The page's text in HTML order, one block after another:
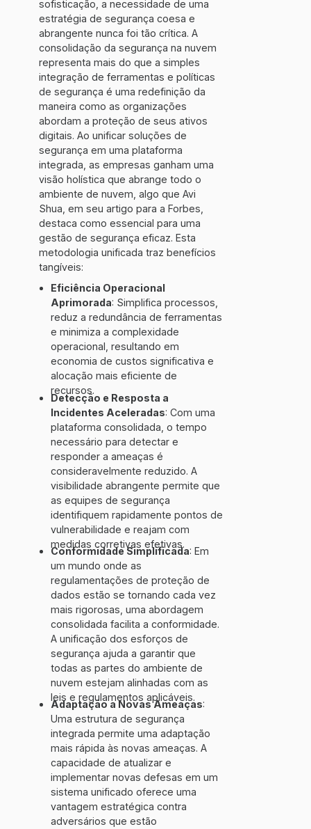
sofisticação, a necessidade de uma
estratégia de segurança coesa e
abrangente nunca foi tão crítica. A
consolidação da segurança na nuvem
representa mais do que a simples
integração de ferramentas e políticas
de segurança é uma redefinição da
maneira como as organizações
abordam a proteção de seus ativos
digitais. Ao unificar soluções de
segurança em uma plataforma
integrada, as empresas ganham uma
visão holística que abrange todo o
ambiente de nuvem, algo que Avi
Shua, em seu artigo para a Forbes,
destaca como essencial para uma
gestão de segurança eficaz. Esta
metodologia unificada traz benefícios
tangíveis:
Eficiência Operacional
Aprimorada: Simplifica processos,
reduz a redundância de ferramentas
e minimiza a complexidade
operacional, resultando em
economia de custos significativa e
alocação mais eficiente de
recursos.
Detecção e Resposta a
Incidentes Aceleradas: Com uma
plataforma consolidada, o tempo
necessário para detectar e
responder a ameaças é
consideravelmente reduzido. A
visibilidade abrangente permite que
as equipes de segurança
identifiquem rapidamente pontos de
vulnerabilidade e reajam com
medidas corretivas efetivas.
Conformidade Simplificada: Em
um mundo onde as
regulamentações de proteção de
dados estão se tornando cada vez
mais rigorosas, uma abordagem
consolidada facilita a conformidade.
A unificação dos esforços de
segurança ajuda a garantir que
todas as partes do ambiente de
nuvem estejam alinhadas com as
leis e regulamentos aplicáveis.
Adaptação a Novas Ameaças:
Uma estrutura de segurança
integrada permite uma adaptação
mais rápida às novas ameaças. A
capacidade de atualizar e
implementar novas defesas em um
sistema unificado oferece uma
vantagem estratégica contra
adversários que estão